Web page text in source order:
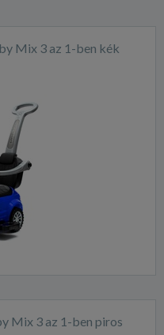
Mix 3 az 1-ben kék
Mix 3 az 1-ben piros